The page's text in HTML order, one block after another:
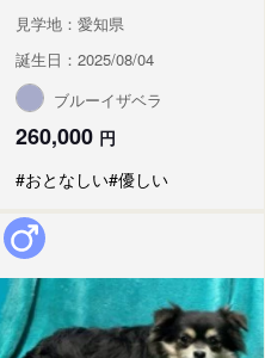
見学地：愛知県
誕生日：2025/08/04
ブルーイザベラ
260,000 円
#おとなしい#優しい